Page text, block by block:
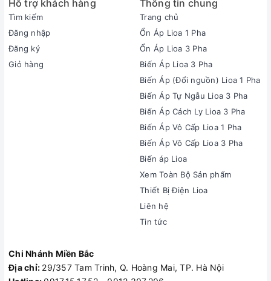
Hỗ trợ khách hàng
Tìm kiếm
Đăng nhập
Đăng ký
Giỏ hàng
Thông tin chung
Trang chủ
Ổn Áp Lioa 1 Pha
Ổn Áp Lioa 3 Pha
Biến Áp Lioa 3 Pha
Biến Áp (Đổi nguồn) Lioa 1 Pha
Biến Áp Tự Ngẫu Lioa 3 Pha
Biến Áp Cách Ly Lioa 3 Pha
Biến Áp Vô Cấp Lioa 1 Pha
Biến Áp Vô Cấp Lioa 3 Pha
Biến áp Lioa
Xem Toàn Bộ Sản phẩm
Thiết Bị Điện Lioa
Liên hệ
Tin tức
Chi Nhánh Miền Bắc
Địa chỉ: 29/357 Tam Trinh, Q. Hoàng Mai, TP. Hà Nội